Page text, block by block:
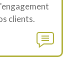
clients.